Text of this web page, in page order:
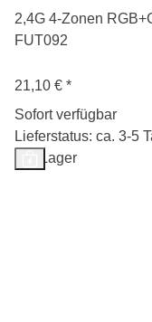
2,4G 4-Zonen
FUT092
21,10 € *
Sofort verfügbar
Lieferstatus: ca. 3-5
Auf Lager